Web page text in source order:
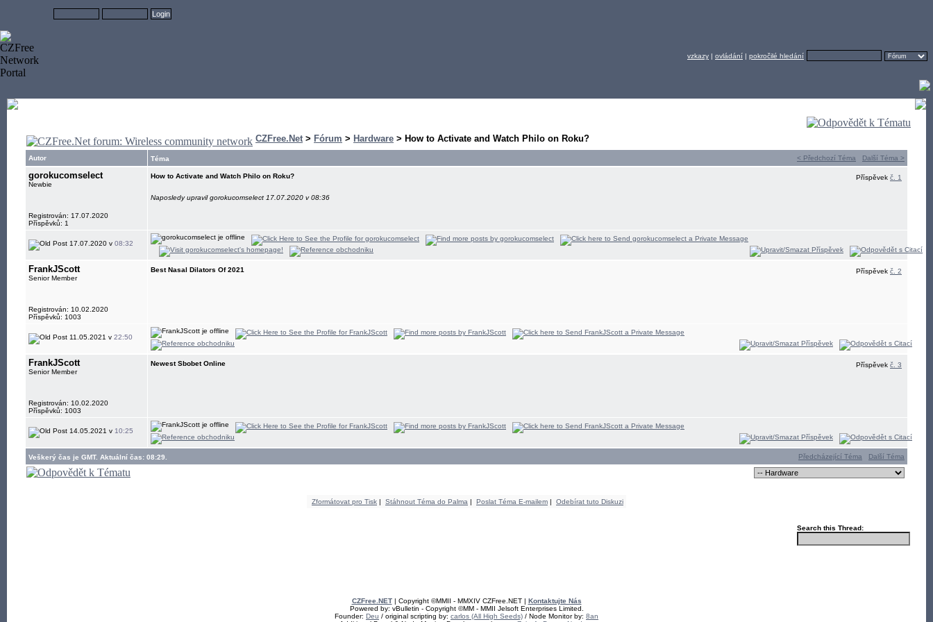
vzkazy | ovládání | pokročilé hledání
CZFree.Net > Fórum > Hardware > How to Activate and Watch Philo on Roku?
Autor Téma < Předchozí Téma Další Téma >
gorokucomselect
Newbie
Registrován: 17.07.2020
Příspěvků: 1
How to Activate and Watch Philo on Roku? Příspěvek č. 1
Naposledy upravil gorokucomselect 17.07.2020 v 08:36
17.07.2020 v 08:32
FrankJScott
Senior Member
Registrován: 10.02.2020
Příspěvků: 1003
Best Nasal Dilators Of 2021 Příspěvek č. 2
11.05.2021 v 22:50
FrankJScott
Senior Member
Registrován: 10.02.2020
Příspěvků: 1003
Newest Sbobet Online Příspěvek č. 3
14.05.2021 v 10:25
Veškerý čas je GMT. Aktuální čas: 08:29. Předcházející Téma Další Téma
Zformátovat pro Tisk | Stáhnout Téma do Palma | Poslat Téma E-mailem | Odebírat tuto Diskuzi
Search this Thread:
CZFree.NET| Copyright ©MMII - MMXIV CZFree.NET | Kontaktujte Nás
Powered by: vBulletin - Copyright ©MM - MMII Jelsoft Enterprises Limited.
Founder: Deu / original scripting by: carlos (All High Seeds) / Node Monitor by: 8an